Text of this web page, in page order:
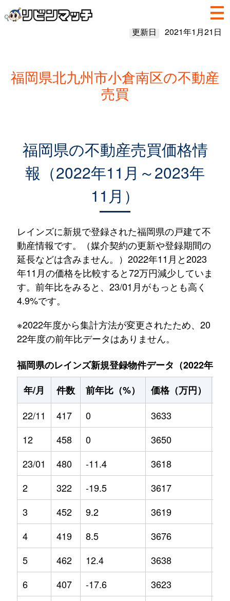
更新日 2021年1月21日
福岡県北九州市小倉南区の不動産
売買
福岡県の不動産売買価格情
報（2022年11月～2023年
11月）
レインズに新規で登録された福岡県の戸建て不
動産情報です。（媒介契約の更新や登録期間の
延長などは含みません。）2022年11月と2023
年11月の価格を比較すると72万円減少していま
す。前年比をみると、23/01月がもっとも高く
4.9%です。
※2022年度から集計方法が変更されたため、20
22年度の前年比データはありません。
福岡県のレインズ新規登録物件データ（2022年11
年/月
件数 前年比（%） 価格（万円）
22/11
417 0 3633
12
458 0 3650
23/01
480 -11.4 3618
2
322 -19.5 3617
3
452 9.2 3619
4
419 8.5 3676
5
462 12.4 3638
6
407 -17.6 3623